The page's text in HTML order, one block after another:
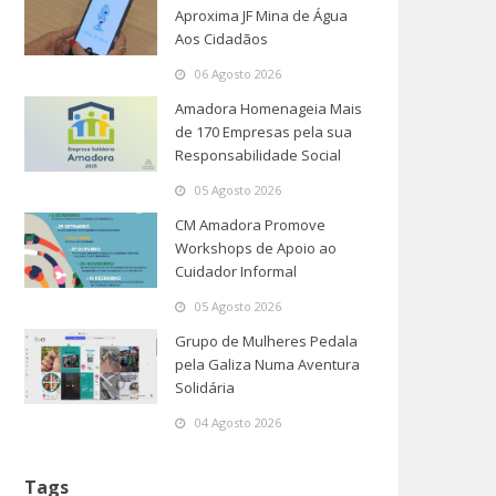
Aproxima JF Mina de Água
Aos Cidadãos
06 Agosto 2026
Amadora Homenageia Mais
de 170 Empresas pela sua
Responsabilidade Social
05 Agosto 2026
CM Amadora Promove
Workshops de Apoio ao
Cuidador Informal
05 Agosto 2026
Grupo de Mulheres Pedala
pela Galiza Numa Aventura
Solidária
04 Agosto 2026
Tags